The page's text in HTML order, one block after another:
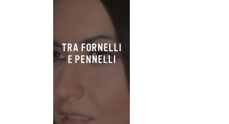
TRA FORNELLI
E PENNELLI